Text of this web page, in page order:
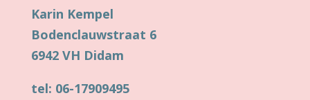
Karin Kempel
Bodenclauwstraat 6
6942 VH Didam
tel: 06-17909495